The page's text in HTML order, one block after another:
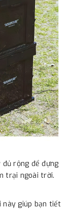
rộng để đựng
trại ngoài trời.
này giúp bạn tiết